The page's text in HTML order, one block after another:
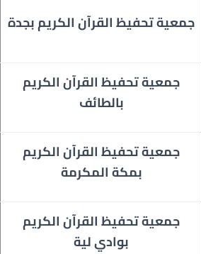
جمعية تحفيظ القرآن الكريم بجدة
جمعية تحفيظ القرآن الكريم
بالطائف
جمعية تحفيظ القرآن الكريم
بمكة المكرمة
جمعيةتحفيظ القرآن الكريم
بوادي لية